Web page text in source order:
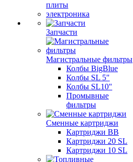
плиты
электроника
Запчасти
Магистральные фильтры
Колбы BigBlue
Колбы SL 5"
Колбы SL10"
Промывные
фильтры
Сменные картриджи
Картриджи BB
Картриджи 20 SL
Картриджи 10 SL